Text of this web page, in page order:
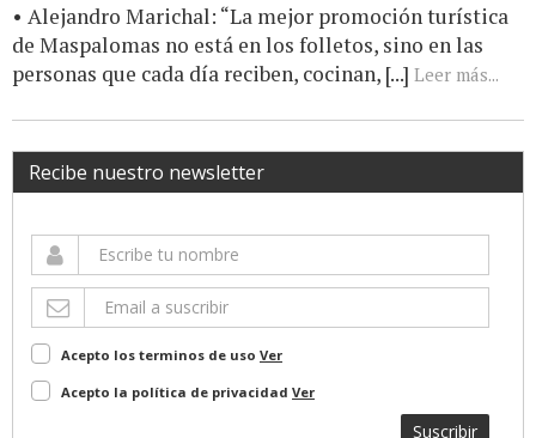
• Alejandro Marichal: “La mejor promoción turística
de Maspalomas no está en los folletos, sino en las
personas que cada día reciben, cocinan, [...] Leer más...
Recibe nuestro newsletter
Acepto los terminos de uso Ver
Acepto la política de privacidad Ver
Suscribir